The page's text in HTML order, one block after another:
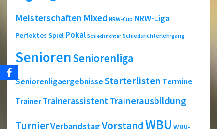
Meisterschaften Mixed NRW-Cup NRW-Liga
Perfektes Spiel Pokal Schiedsrichter Schiedsrichterlehrgang
SeniorenSeniorenliga
SeniorenligaergebnisseStarterlisten Termine
TrainerTrainerassistentTrainerausbildung
TurnierVerbandstagVorstandWBU WBU-